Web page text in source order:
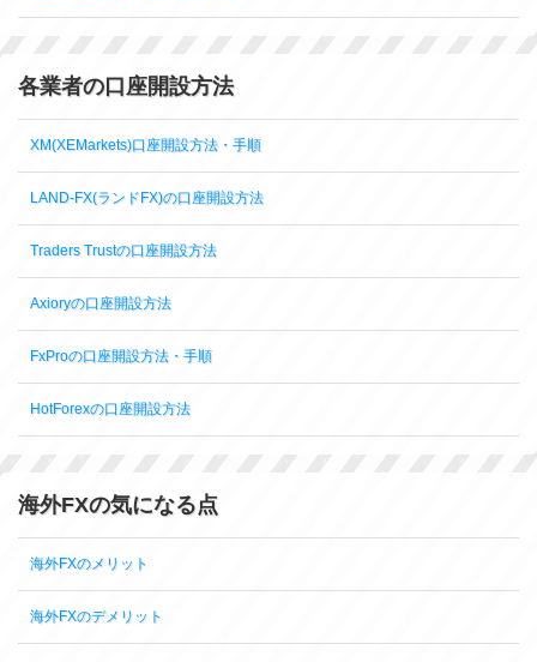
各業者の口座開設方法
XM(XEMarkets)口座開設方法・手順
LAND-FX(ランドFX)の口座開設方法
Traders Trustの口座開設方法
Axioryの口座開設方法
FxProの口座開設方法・手順
HotForexの口座開設方法
海外FXの気になる点
海外FXのメリット
海外FXのデメリット